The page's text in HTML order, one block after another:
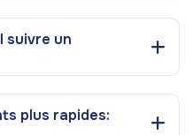
suivre un
plus rapides: